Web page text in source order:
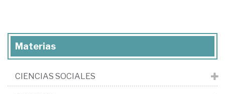
Materias
CIENCIAS SOCIALES